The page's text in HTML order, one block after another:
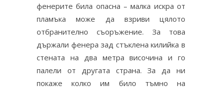
фенерите била опасна – малка искра от
пламъка може да взриви цялото
отбранително съоръжение. За това
държали фенера зад стъклена килийка в
стената на два метра височина и го
палели от другата страна. За да ни
покаже колко им било тъмно на